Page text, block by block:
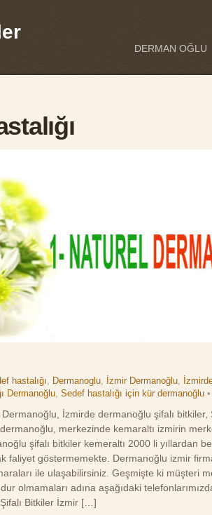
DERMAN OĞLU
hastalığı, Dermanoglu, İzmir Dermanoğlu,
Dermanoğlu,Sedef hastalığı için kür dermanoğlu
İzmirde dermanoğlu şifalı bitkiler,
merkezinde kemaraltı izmirin
şifalı bitkiler kemeraltı 2000 li yıllardan
faliyet göstermemekte. Dermanoğlu izmir
ile ulaşabilirsiniz. Geşmişte ki müşteri
olmamaları adına aşağıdaki
Bitkiler İzmir […]